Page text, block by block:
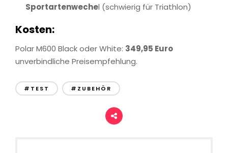
Sportartenwechel (schwierig für Triathlon)
Kosten:
Polar M600 Black oder White: 349,95 Euro
unverbindliche Preisempfehlung.
#TEST #ZUBEHÖR